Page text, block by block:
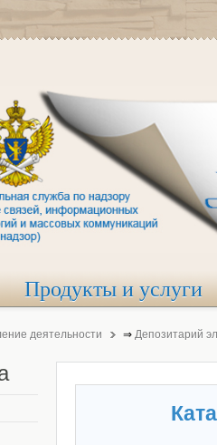
Продукты и услуги
деятельности ⇒ Депозитарий